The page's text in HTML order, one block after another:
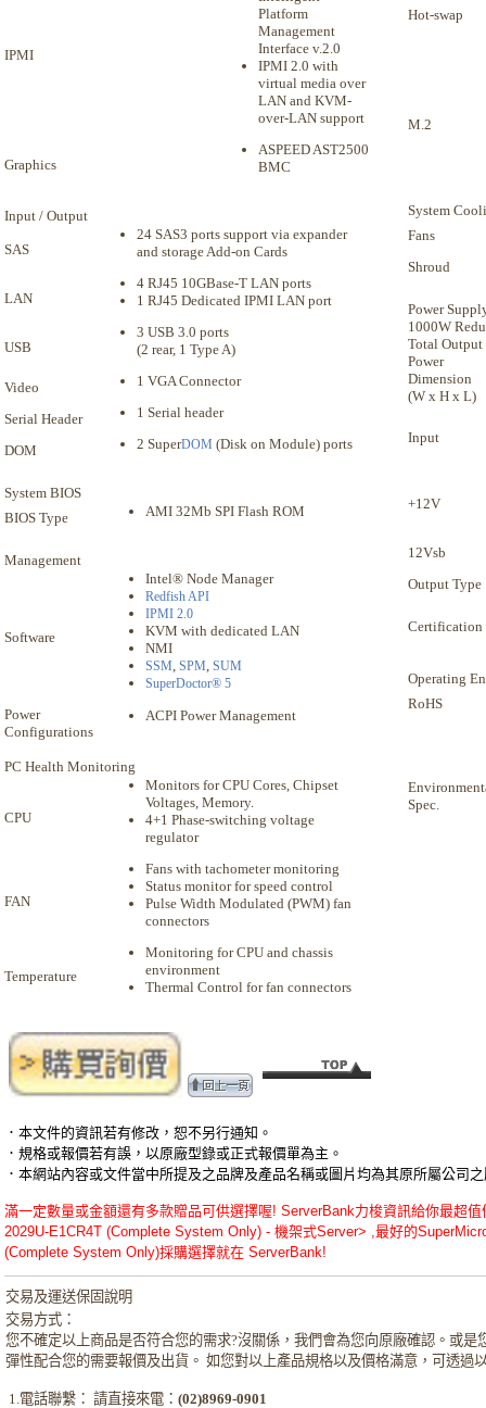
IPMI
Platform
Management
Interface v.2.0
IPMI 2.0 with
virtual media over
LAN and KVM-
over-LAN support
Graphics
ASPEED AST2500
BMC
Input / Output
SAS
24 SAS3 ports support via expander
and storage Add-on Cards
LAN
4 RJ45 10GBase-T LAN ports
1 RJ45 Dedicated IPMI LAN port
USB
3 USB 3.0 ports
(2 rear, 1 Type A)
Video 1 VGA Connector
Serial Header 1 Serial header
DOM 2 SuperDOM (Disk on Module) ports
System BIOS
BIOS Type
AMI 32Mb SPI Flash ROM
Management
Software
Intel® Node Manager
Redfish API
IPMI 2.0
KVM with dedicated LAN
NMI
SSM SPM SUM
SuperDoctor® 5
Power
Configurations
ACPI Power Management
PC Health Monitoring
CPU
Monitors for CPU Cores, Chipset
Voltages, Memory.
4+1 Phase-switching voltage
regulator
FAN
Fans with tachometer monitoring
Status monitor for speed control
Pulse Width Modulated (PWM) fan
connectors
Temperature
Monitoring for CPU and chassis
environment
Thermal Control for fan connectors
Hot-swap
M.2
System
Fans
Shroud
Power
1000W
Total Output
Power
Dimension
(W x H x L)
Input
+12V
12Vsb
Output Type
Certification
Operating
RoHS
Spec.
．本文件的資訊若有修改，恕不另行通知。
．規格或報價若有誤，以原廠型錄或正式報價單為主。
．本網站內容或文件當中所提及之品牌及產品名稱或圖片均為其原所屬公司
滿一定數量或金額還有多款贈品可供選擇喔! ServerBank力梭資訊給你最超
2029U-E1CR4T (Complete System Only) - 機架式Server> ,最好的
(Complete System Only)採購選擇就在 ServerBank!
交易及運送保固說明
交易方式：
您不確定以上商品是否符合您的需求?沒關係，我們會為您向原廠確認。或
彈性配合您的需要報價及出貨。 如您對以上產品規格以及價格滿意，可透過
1.電話聯繫： 請直接來電：(02)8969-0901